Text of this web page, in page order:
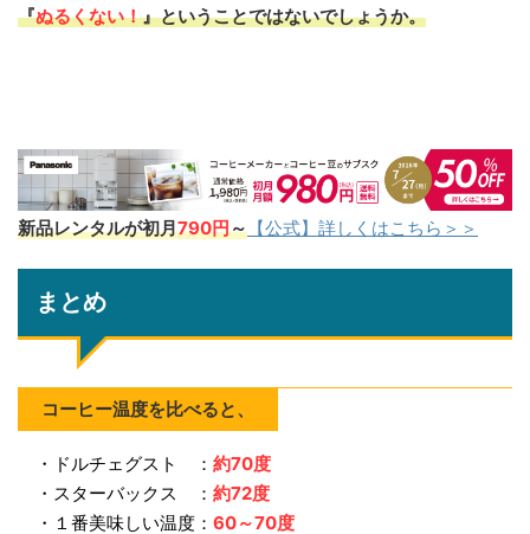
『ぬるくない！』ということではないでしょうか。
新品レンタルが初月790円～ 【公式】詳しくはこちら＞＞
まとめ
コーヒー温度を比べると、
・ドルチェグスト ： 約70度
・スターバックス ： 約72度
・１番美味しい温度： 60～70度